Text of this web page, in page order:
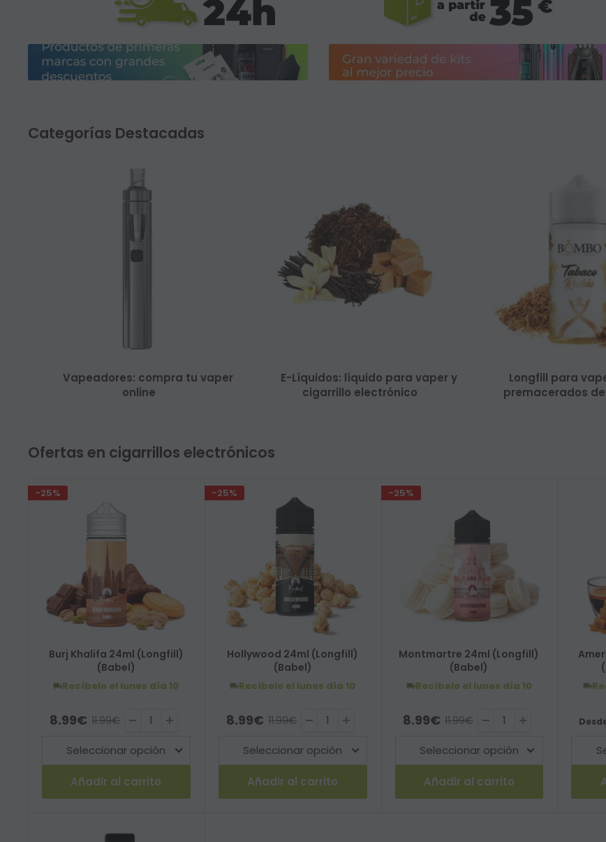
Categorías Destacadas
Vapeadores: compra tu vaper
online
E-Líquidos: líquido para vaper y
cigarrillo electrónico
Longfill para
premacerados
Ofertas en cigarrillos electrónicos
-25%
Burj Khalifa 24ml (Longfill)
(Babel)
Recíbelo el lunes día 10
Precio de venta
8.99€ Precio habitual
11.99€
Añadir al carrito
-25%
Hollywood 24ml (Longfill)
(Babel)
Recíbelo el lunes día 10
Precio de venta
8.99€ Precio habitual
11.99€
Añadir al carrito
-25%
Montmartre 24ml (Longfill)
(Babel)
Recíbelo el lunes día 10
Precio de venta
8.99€ Precio habitual
11.99€
Añadir al carrito